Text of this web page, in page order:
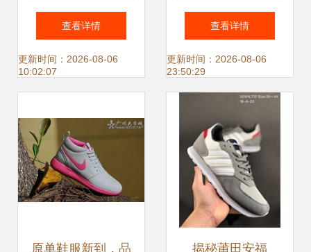
服展示相册图集
查看详情
更新时间：2026-08-06
10:02:07
胜利鞋服、高神
线、阿尔法吸汗带
惊喜特价
查看详情
更新时间：2026-08-06
23:50:29
原单鞋服新到，品 揭秘莆田安福